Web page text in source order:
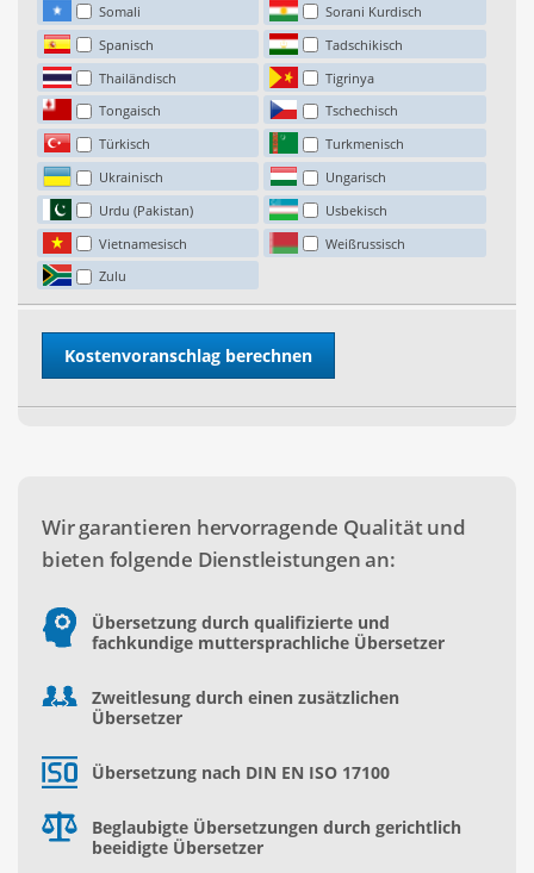
Somali
Sorani Kurdisch
Spanisch
Tadschikisch
Thailändisch
Tigrinya
Tongaisch
Tschechisch
Türkisch
Turkmenisch
Ukrainisch
Ungarisch
Urdu (Pakistan)
Usbekisch
Vietnamesisch
Weißrussisch
Zulu
Wir garantieren hervorragende Qualität und
bieten folgende Dienstleistungen an:
Übersetzung durch qualifizierte und
fachkundige muttersprachliche Übersetzer
Zweitlesung durch einen zusätzlichen
Übersetzer
Übersetzung nach DIN EN ISO 17100
Beglaubigte Übersetzungen durch gerichtlich
beeidigte Übersetzer